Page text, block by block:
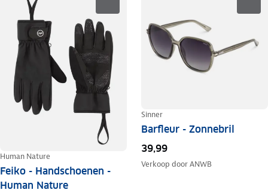
Human Nature
Feiko - Handschoenen -
Human Nature
Sinner
Barfleur - Zonnebril
39,99
Verkoop doorANWB